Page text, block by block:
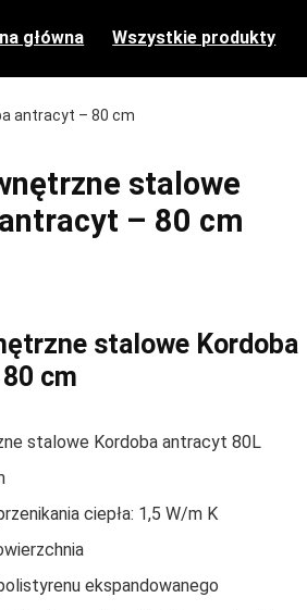
główna Wszystkie produkty
antracyt – 80 cm
stalowe
– 80 cm
stalowe Kordoba
cm
stalowe Kordoba antracyt 80L
ciepła: 1,5 W/m K
ekspandowanego